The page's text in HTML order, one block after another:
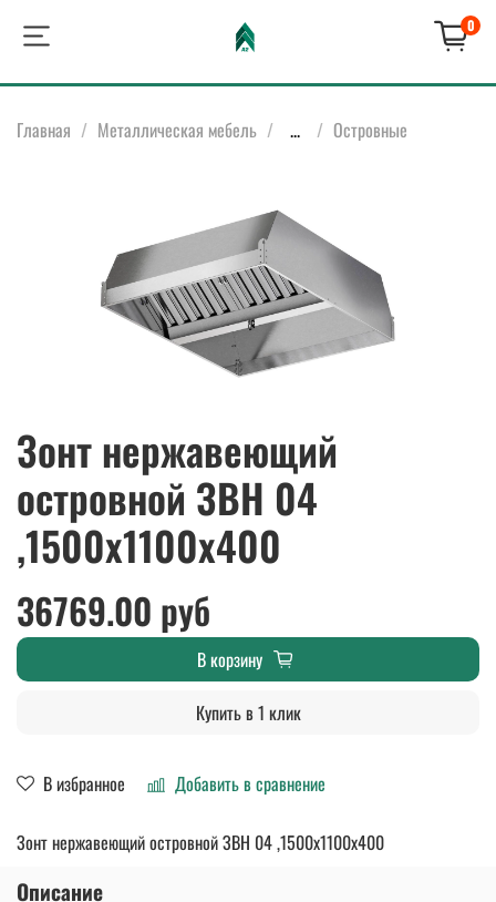
0
Главная Металлическая мебель ... Островные
Зонт нержавеющий
островной ЗВН 04
,1500х1100х400
В избранное Добавить в сравнение
36769.00 руб
В корзину
Купить в 1 клик
Зонт нержавеющий островной ЗВН 04 ,1500х1100х400
Описание